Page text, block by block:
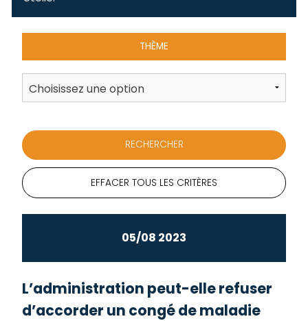
THÈME
EFFACER TOUS LES CRITÈRES
05/08 2023
L’administration peut-elle refuser
d’accorder un congé de maladie